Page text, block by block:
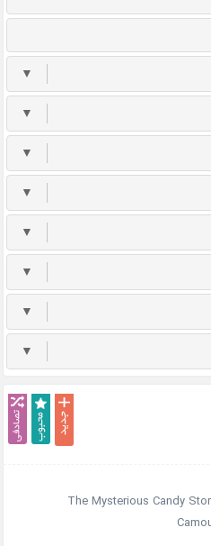
▼
▼
▼
▼
▼
▼
▼
▼